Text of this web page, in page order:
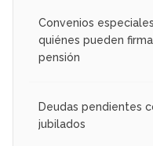
Convenios
quiénes pueden
pensión
Deudas pendientes
jubilados